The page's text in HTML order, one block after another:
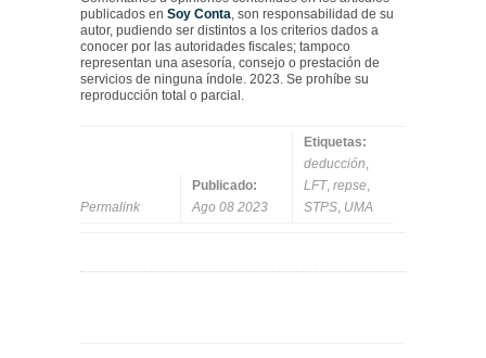
publicados en Soy Conta , son responsabilidad de su
autor, pudiendo ser distintos a los criterios dados a
conocer por las autoridades fiscales; tampoco
representan una asesoría, consejo o prestación de
servicios de ninguna índole. 2023. Se prohíbe su
reproducción total o parcial.
Permalink
Publicado:
Ago 08 2023
Etiquetas:
deducción
LFT, repse
STPS UMA